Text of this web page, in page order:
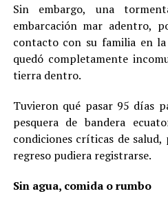
Sin embargo, una
embarcación mar adentro,
contacto con su familia en la
quedó completamente
tierra dentro.
Tuvieron qué pasar 95 días
pesquera de bandera
condiciones críticas de
regreso pudiera registrarse.
Sin agua, comida o rumbo